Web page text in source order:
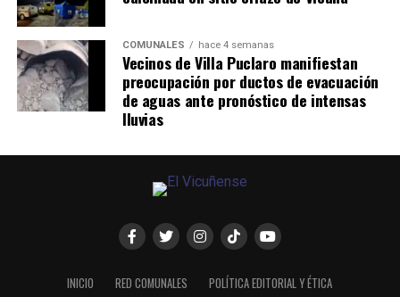
COMUNALES hace 4 semanas
Vecinos de Villa Puclaro manifiestan
preocupación por ductos de evacuación
de aguas ante pronóstico de intensas
lluvias
INICIO RED COMUNALES
POLÍTICA EDITORIAL Y ÉTICA